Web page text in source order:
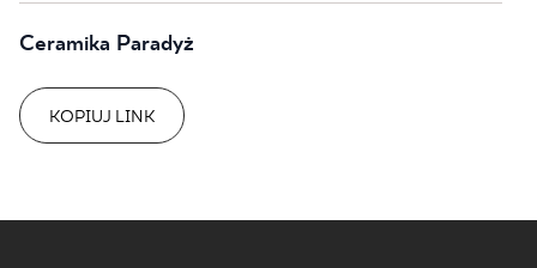
Ceramika Paradyż
KOPIUJ LINK